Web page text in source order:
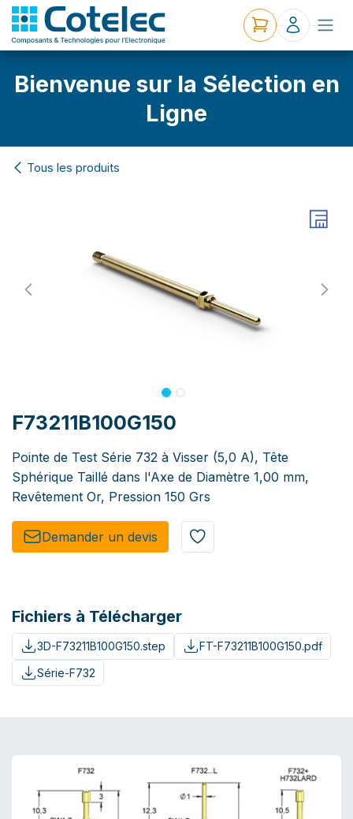
Bienvenue sur la Sélection en
Ligne
Tous les produits
F73211B100G150
Pointe de Test Série 732 à Visser (5,0 A), Tête
Sphérique Taillé dans l'Axe de Diamètre 1,00 mm,
Revêtement Or, Pression 150 Grs
Demander un de​​vis​​
Fichiers à Télécharger
3D-F73211B100G150.step
FT-F73211B100G150.pdf
Série-F732